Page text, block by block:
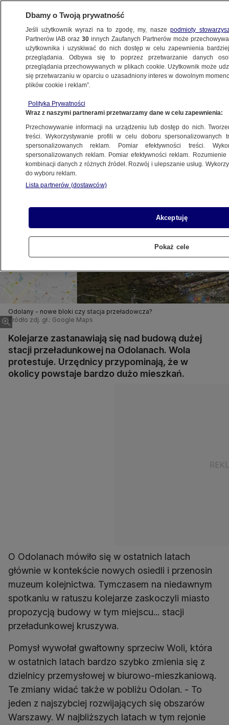
WARSZAWA
NAJNOWSZE
przeładunkowa kruszywa?
13.10.2016, 08:19
Udostępnij
Odolany - nowe bloki czy stacja przeładowcza?
Źródło zdj. gł.: Google Maps
Kolejarze zastanawiają się nad budową dużej
stacji przeładunkowej na Odolanach. Wola
protestuje. Urzędnicy przypominają, że w
okolicy powstaje bardzo dużo mieszkań.
O Odolanach mówiło się w ostatnich latach
głównie w kontekście nowych osiedli i przenosin
muzeum kolejnictwa. Tymczasem na niedawnym
spotkaniu w ratuszu kolejarze zaskoczyli miasto
propozycją budowy w tym miejscu... stacji
przeładunkowej kruszywa.
Pomysł wywołał gwałtowny sprzeciw Woli, która
w ostatnich latach bardzo szybko zmienia się z
dzielnicy przemysłowej w biurowo-mieszkaniową.
Te zmiany widać także w pobliżu Odolan. - To
jeden z najszybciej rozwijających się obszarów
Warszawy. W najbliższych latach w tym rejonie
Dbamy o Twoją prywatność
Jeśli użytkownik wyrazi na to zgodę, my, naszepodmioty
Partnerów IAB oraz30 innych Zaufanych Partnerów może
użytkownika i uzyskiwać do nich dostęp w celu zapewnienia
przeglądania. Odbywa się to poprzez przetwarzanie danych
przeglądania przechowywanych w plikach cookie. Użytkownik może
się przetwarzaniu w oparciu o uzasadniony interes w dowolnym
plików cookie i reklam”.
Polityka Prywatności
Wraz z naszymi partnerami przetwarzamy dane w celu zapewnienia:
Przechowywanie informacji na urządzeniu lub dostęp do nich.
treści. Wykorzystywanie profili w celu doboru spersonalizowanych
spersonalizowanych reklam. Pomiar efektywności treści.
spersonalizowanych reklam. Pomiar efektywności reklam.
kombinacji danych z różnych źródeł. Rozwój i ulepszanie usług.
do wyboru reklam.
Lista partnerów (dostawców)
Akceptuję
Pokaż cele